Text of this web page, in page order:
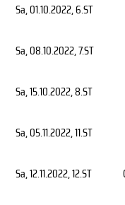
Sa, 01.10.2022, 6.ST
Sa, 08.10.2022, 7.ST
Sa, 15.10.2022, 8.ST
Sa, 05.11.2022, 11.ST
Sa, 12.11.2022, 12.ST